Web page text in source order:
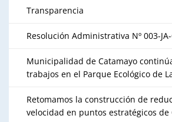
Transparencia
Resolución Administrativa Nº 003-
Municipalidad de Catamayo
trabajos en el Parque Ecológico de
Retomamos la construcción de
velocidad en puntos estratégicos de